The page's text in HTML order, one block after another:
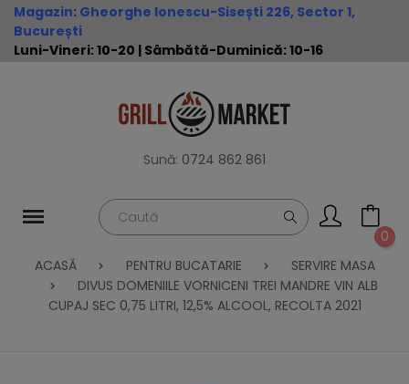
Magazin: Gheorghe Ionescu-Sisești 226, Sector 1,
București
Luni-Vineri: 10-20 | Sâmbătă-Duminică: 10-16
Sună: 0724 862 861
0
ACASĂ
PENTRU BUCATARIE
SERVIRE MASA
DIVUS DOMENIILE VORNICENI TREI MANDRE VIN ALB
CUPAJ SEC 0,75 LITRI, 12,5% ALCOOL, RECOLTA 2021